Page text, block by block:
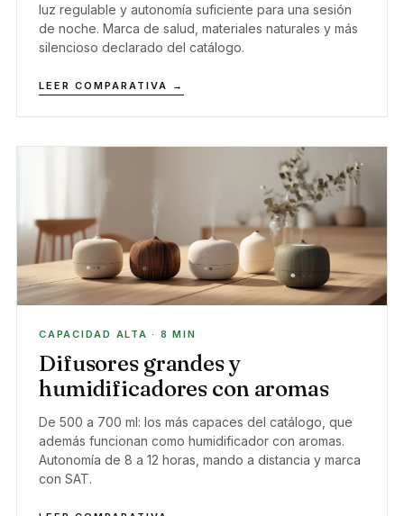
luz regulable y autonomía suficiente para una sesión
de noche. Marca de salud, materiales naturales y más
silencioso declarado del catálogo.
LEER COMPARATIVA →
CAPACIDAD ALTA · 8 MIN
Difusores grandes y
humidificadores con aromas
De 500 a 700 ml: los más capaces del catálogo, que
además funcionan como humidificador con aromas.
Autonomía de 8 a 12 horas, mando a distancia y marca
con SAT.